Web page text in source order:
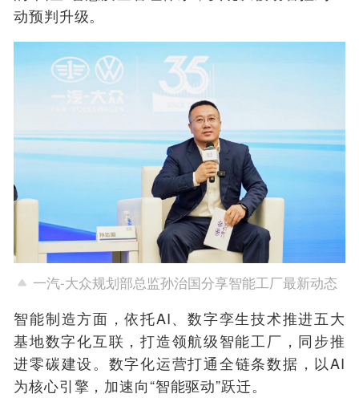
动预判升级。
一汽-大众规划部总监孙治国分享智能工厂最新动态
智能制造方面，依托AI、数字孪生技术推进五大
基地数字化互联，打造领航级智能工厂，同步推
进零碳建设。数字化运营打通全链条数据，以AI
为核心引擎，加速向“智能驱动”跃迁。